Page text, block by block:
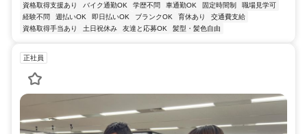
資格取得支援あり
バイク通勤OK 学歴不問 車通勤OK 固定時間制
職場見学可
経験不問
週払いOK 即日払いOK ブランクOK 育休あり
交通費支給
資格取得手当あり
土日祝休み 友達と応募OK 髪型・髪色自由
正社員